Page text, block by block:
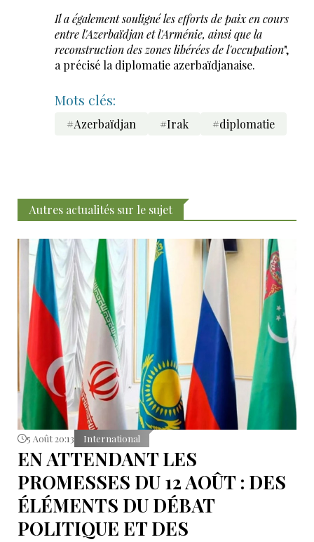
Il a également souligné les efforts de paix en cours
entre l'Azerbaïdjan et l'Arménie, ainsi que la
reconstruction des zones libérées de l'occupation",
a précisé la diplomatie azerbaïdjanaise.
Mots clés:
#Azerbaïdjan #Irak #diplomatie
Autres actualités sur le sujet
5 Août 20:13 International
EN ATTENDANT LES
PROMESSES DU 12 AOÛT : DES
ÉLÉMENTS DU DÉBAT
POLITIQUE ET DES